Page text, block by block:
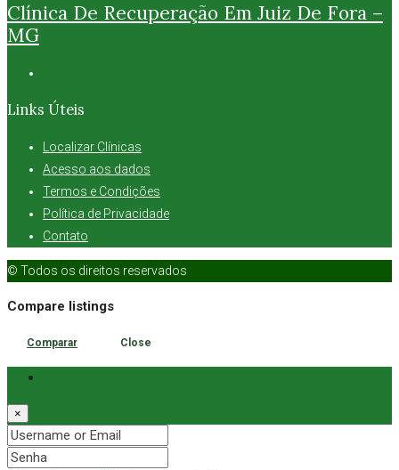
Clínica De Recuperação Em Juiz De Fora –
MG
Links Úteis
Localizar Clínicas
Acesso aos dados
Termos e Condições
Política de Privacidade
Contato
© Todos os direitos reservados
Compare listings
Comparar Close
×